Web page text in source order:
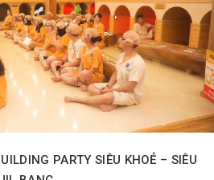
PARTY SIÊU KHOẺ – SIÊU